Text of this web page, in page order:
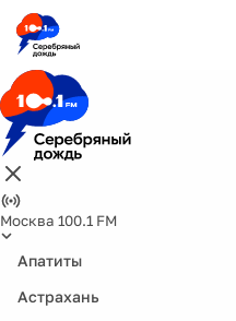
Москва 100.1 FM
Апатиты
Астрахань